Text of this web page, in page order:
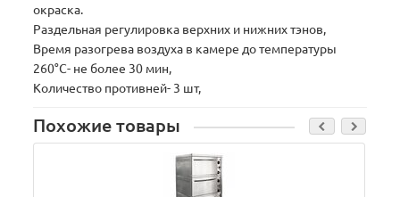
окраска.
Раздельная регулировка верхних и нижних тэнов,
Время разогрева воздуха в камере до температуры
260°С- не более 30 мин,
Количество противней- 3 шт,
Похожие товары